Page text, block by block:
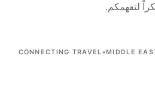
لتفهمكم.
CONNECTING TRAVEL •MIDDLE